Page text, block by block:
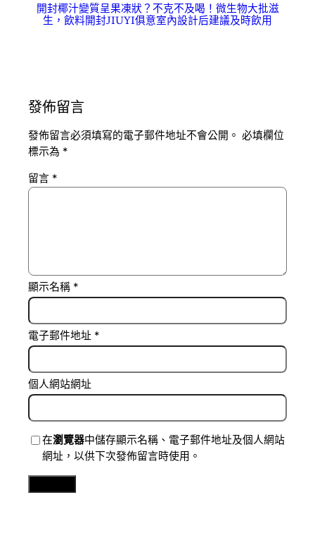
開封椰汁變質呈果凍狀？不克不及喝！微生物大批滋
生，飲料開封JIUYI俱意室內設計后建議及時飲用
發佈留言
發佈留言必須填寫的電子郵件地址不會公開。 必填欄位
標示為 *
留言 *
顯示名稱 *
電子郵件地址 *
個人網站網址
在瀏覽器中儲存顯示名稱、電子郵件地址及個人網站
網址，以供下次發佈留言時使用。